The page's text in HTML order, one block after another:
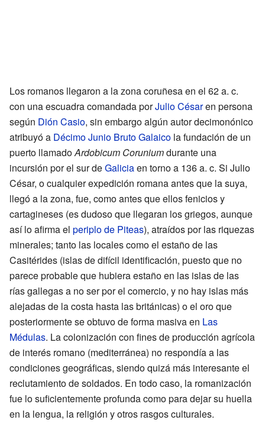
Los romanos llegaron a la zona coruñesa en el 62 a. c.
con una escuadra comandada porJulio Césaren persona
según Dión Casio, sin embargo algún autor decimonónico
atribuyó a Décimo Junio Bruto Galaico la fundación de un
puerto llamadoArdobicum Coruniumdurante una
incursión por el sur deGaliciaen torno a 136 a. c. Si Julio
César, o cualquier expedición romana antes que la suya,
llegó a la zona, fue, como antes que ellos fenicios y
cartagineses (es dudoso que llegaran los griegos, aunque
así lo afirma el periplo de Piteas), atraídos por las riquezas
minerales; tanto las locales como el estaño de las
Casitérides (islas de difícil identificación, puesto que no
parece probable que hubiera estaño en las islas de las
rías gallegas a no ser por el comercio, y no hay islas más
alejadas de la costa hasta las británicas) o el oro que
posteriormente se obtuvo de forma masiva en Las
Médulas. La colonización con fines de producción agrícola
de interés romano (mediterránea) no respondía a las
condiciones geográficas, siendo quizá más interesante el
reclutamiento de soldados. En todo caso, la romanización
fue lo suficientemente profunda como para dejar su huella
en la lengua, la religión y otros rasgos culturales.